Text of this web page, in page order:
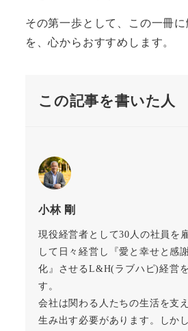
その第一歩として、この一冊
を、心からおすすめします。
この記事を書いた人
小林 剛
現役経営者として30人の社員を
して日々経営し『愛と幸せと感
化』させるL&H(ラブハピ)経営
す。
会社は関わる人たちの生活を支
生み出す必要があります。しか